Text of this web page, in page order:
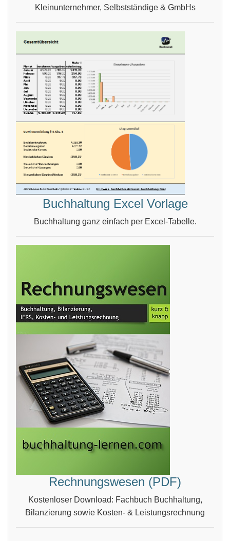
Kleinunternehmer, Selbstständige & GmbHs
Buchhaltung Excel Vorlage
Buchhaltung ganz einfach per Excel-Tabelle.
Rechnungswesen (PDF)
Kostenloser Download: Fachbuch Buchhaltung,
Bilanzierung sowie Kosten- & Leistungsrechnung